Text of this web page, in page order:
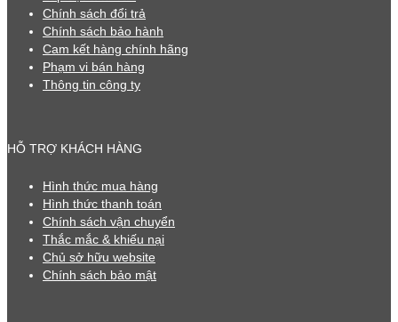
Chính sách đổi trả
Chính sách bảo hành
Cam kết hàng chính hãng
Phạm vi bán hàng
Thông tin công ty
HỖ TRỢ KHÁCH HÀNG
Hình thức mua hàng
Hình thức thanh toán
Chính sách vận chuyển
Thắc mắc & khiếu nại
Chủ sở hữu website
Chính sách bảo mật